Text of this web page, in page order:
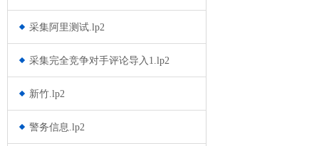
采集阿里测试.lp2
采集完全竞争对手评论导入1.lp2
新竹.lp2
警务信息.lp2